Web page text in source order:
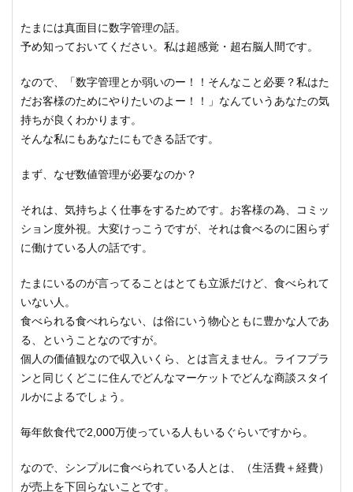
たまには真面目に数字管理の話。
予め知っておいてください。私は超感覚・超右脳人間です。
なので、「数字管理とか弱いのー！！そんなこと必要？私はた
だお客様のためにやりたいのよー！！」なんていうあなたの気
持ちが良くわかります。
そんな私にもあなたにもできる話です。
まず、なぜ数値管理が必要なのか？
それは、気持ちよく仕事をするためです。お客様の為、コミッ
ション度外視。大変けっこうですが、それは食べるのに困らず
に働けている人の話です。
たまにいるのが言ってることはとても立派だけど、食べられて
いない人。
食べられる食べれらない、は俗にいう物心ともに豊かな人であ
る、ということなのですが。
個人の価値観なので収入いくら、とは言えません。ライフプラ
ンと同じくどこに住んでどんなマーケットでどんな商談スタイ
ルかによるでしょう。
毎年飲食代で2,000万使っている人もいるぐらいですから。
なので、シンプルに食べられている人とは、（生活費＋経費）
が売上を下回らないことです。